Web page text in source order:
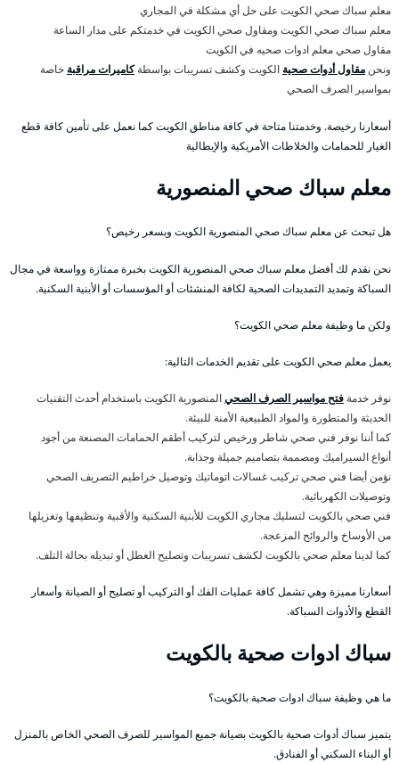
معلم سباك صحي الكويت على حل أي مشكلة في المجاري
معلم سباك صحي الكويت ومقاول صحي الكويت في خدمتكم على مدار الساعة
مقاول صحي معلم ادوات صحيه في الكويت
ونحن مقاول أدوات صحية الكويت وكشف تسريبات بواسطةكاميرات مراقبة خاصة
بمواسير الصرف الصحي
أسعارنا رخيصة. وخدمتنا متاحة في كافة مناطق الكويت كما نعمل على تأمين كافة قطع
الغيار للحمامات والخلاطات الأمريكية والإيطالية
معلم سباك صحي المنصورية
هل تبحث عن معلم سباك صحي المنصورية الكويت وبسعر رخيص؟
نحن نقدم لك أفضل معلم سباك صحي المنصورية الكويت بخبرة ممتازة وواسعة في مجال
السباكة وتمديد التمديدات الصحية لكافة المنشئات أو المؤسسات أو الأبنية السكنية.
ولكن ما وظيفة معلم صحي الكويت؟
يعمل معلم صحي الكويت على تقديم الخدمات التالية:
نوفر خدمة فتح مواسير الصرف الصحيالمنصورية الكويت باستخدام أحدث التقنيات
الحديثة والمتطورة والمواد الطبيعية الأمنة للبيئة.
كما أننا نوفر فني صحي شاطر ورخيص لتركيب أطقم الحمامات المصنعة من أجود
أنواع السيراميك ومصممة بتصاميم جميلة وجذابة.
نؤمن أيضا فني صحي تركيب غسالات اتوماتيك وتوصيل خراطيم التصريف الصحي
وتوصيلات الكهربائية.
فني صحي بالكويت لتسليك مجاري الكويت للأبنية السكنية والأقبية وتنظيفها وتعزيلها
من الأوساخ والروائح المزعجة.
كما لدينا معلم صحي بالكويت لكشف تسريبات وتصليح العطل أو تبديله بحالة التلف.
أسعارنا مميزة وهي تشمل كافة عمليات الفك أو التركيب أو تصليح أو الصيانة وأسعار
القطع والأدوات السباكة.
سباك ادوات صحية بالكويت
ما هي وظيفة سباك ادوات صحية بالكويت؟
يتميز سباك أدوات صحية بالكويت بصيانة جميع المواسير للصرف الصحي الخاص بالمنزل
أو البناء السكني أو الفنادق.